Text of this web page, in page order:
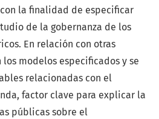
con la finalidad de especificar
de la gobernanza de los
En relación con otras
modelos especificados y se
relacionadas con el
factor clave para explicar la
públicas sobre el